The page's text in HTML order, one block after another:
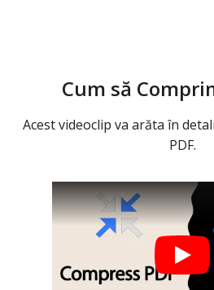
Cum să
Acest videoclip va arăta în
PDF.